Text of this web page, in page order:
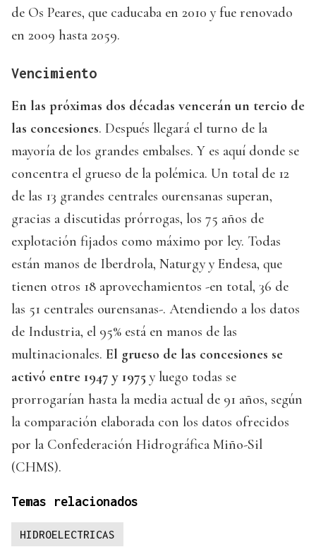
de Os Peares, que caducaba en 2010 y fue renovado
en 2009 hasta 2059.
Vencimiento
En las próximas dos décadas vencerán un tercio de
las concesiones. Después llegará el turno de la
mayoría de los grandes embalses. Y es aquí donde se
concentra el grueso de la polémica. Un total de 12
de las 13 grandes centrales ourensanas superan,
gracias a discutidas prórrogas, los 75 años de
explotación fijados como máximo por ley. Todas
están manos de Iberdrola, Naturgy y Endesa, que
tienen otros 18 aprovechamientos -en total, 36 de
las 51 centrales ourensanas-. Atendiendo a los datos
de Industria, el 95% está en manos de las
multinacionales. El grueso de las concesiones se
activó entre 1947 y 1975 y luego todas se
prorrogarían hasta la media actual de 91 años, según
la comparación elaborada con los datos ofrecidos
por la Confederación Hidrográfica Miño-Sil
(CHMS).
Temas relacionados
HIDROELECTRICAS